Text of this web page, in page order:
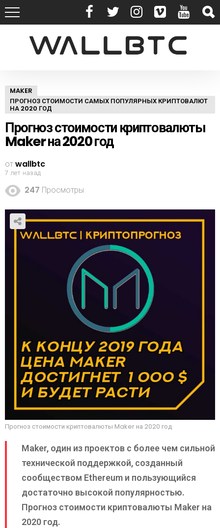
MAKER
ПРОГНОЗ СТОИМОСТИ САМЫХ ПОПУЛЯРНЫХ КРИПТОВАЛЮТ
НА 2020 ГОД
Прогноз стоимости криптовалюты
Maker на 2020 год
отwallbtc
7 лет назад
247 Просмотры
Прогноз стоимости криптовалюты Maker на 2020 год
Maker, один из проектов с более чем сильной
технической поддержкой, созданный
сообществом Ethereum и пользующийся
достаточно высокой популярностью.
Прогноз стоимости криптовалюты Maker на
2020 год.